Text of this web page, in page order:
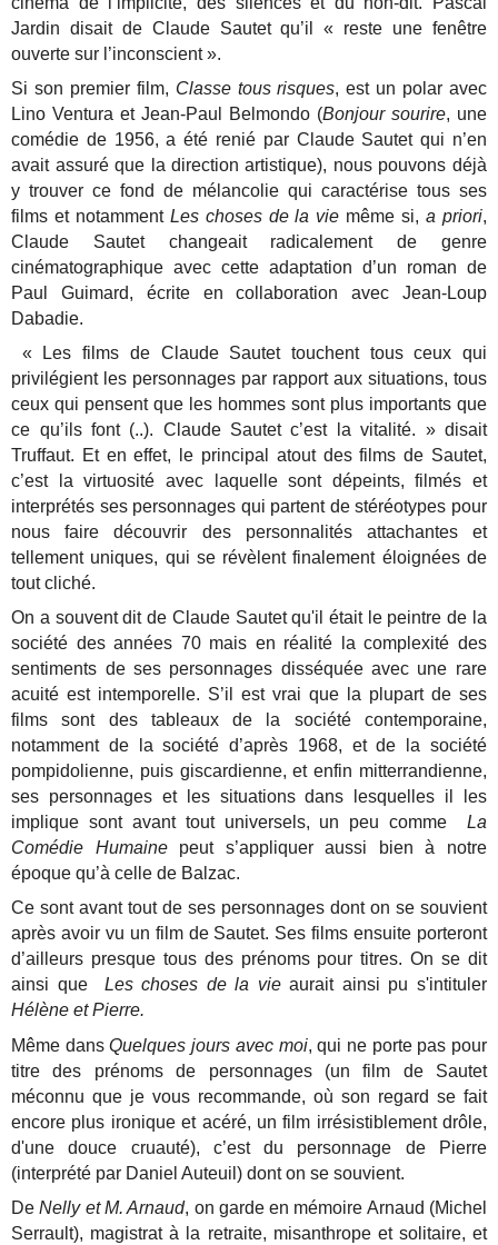
Jardin disait de Claude Sautet qu’il « reste une fenêtre
ouverte sur l’inconscient ».
Si son premier film, Classe tous risques, est un polar avec
Lino Ventura et Jean-Paul Belmondo (Bonjour sourire, une
comédie de 1956, a été renié par Claude Sautet qui n’en
avait assuré que la direction artistique), nous pouvons déjà
y trouver ce fond de mélancolie qui caractérise tous ses
films et notamment Les choses de la vie même si,a priori,
Claude Sautet changeait radicalement de genre
cinématographique avec cette adaptation d’un roman de
Paul Guimard, écrite en collaboration avec Jean-Loup
Dabadie.
« Les films de Claude Sautet touchent tous ceux qui
privilégient les personnages par rapport aux situations, tous
ceux qui pensent que les hommes sont plus importants que
ce qu’ils font (..). Claude Sautet c’est la vitalité. » disait
Truffaut. Et en effet, le principal atout des films de Sautet,
c’est la virtuosité avec laquelle sont dépeints, filmés et
interprétés ses personnages qui partent de stéréotypes pour
nous faire découvrir des personnalités attachantes et
tellement uniques, qui se révèlent finalement éloignées de
tout cliché.
On a souvent dit de Claude Sautet qu'il était le peintre de la
société des années 70 mais en réalité la complexité des
sentiments de ses personnages disséquée avec une rare
acuité est intemporelle. S’il est vrai que la plupart de ses
films sont des tableaux de la société contemporaine,
notamment de la société d’après 1968, et de la société
pompidolienne, puis giscardienne, et enfin mitterrandienne,
ses personnages et les situations dans lesquelles il les
implique sont avant tout universels, un peu comme La
Comédie Humaine peut s’appliquer aussi bien à notre
époque qu’à celle de Balzac.
Ce sont avant tout de ses personnages dont on se souvient
après avoir vu un film de Sautet. Ses films ensuite porteront
d’ailleurs presque tous des prénoms pour titres. On se dit
ainsi que Les choses de la vieaurait ainsi pu s'intituler
Hélène et Pierre.
Même dansQuelques jours avec moi, qui ne porte pas pour
titre des prénoms de personnages (un film de Sautet
méconnu que je vous recommande, où son regard se fait
encore plus ironique et acéré, un film irrésistiblement drôle,
d'une douce cruauté), c’est du personnage de Pierre
(interprété par Daniel Auteuil) dont on se souvient.
DeNelly et M. Arnaud, on garde en mémoire Arnaud (Michel
Serrault), magistrat à la retraite, misanthrope et solitaire, et